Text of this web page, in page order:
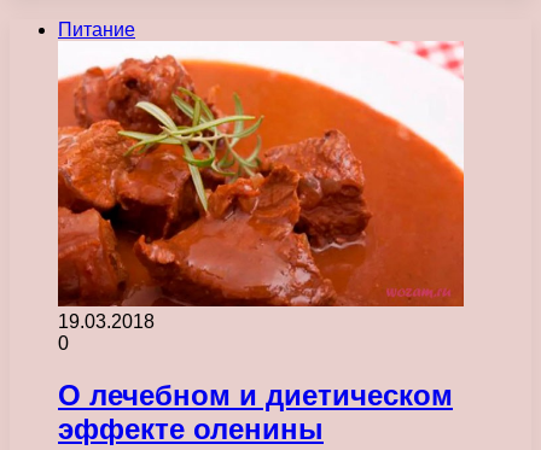
Питание
19.03.2018
0
О лечебном и диетическом
эффекте оленины